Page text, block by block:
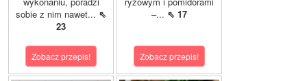
sobie z nim nawet... ⇖
23
Zobacz przepis!
–... ⇖ 17
Zobacz przepis!